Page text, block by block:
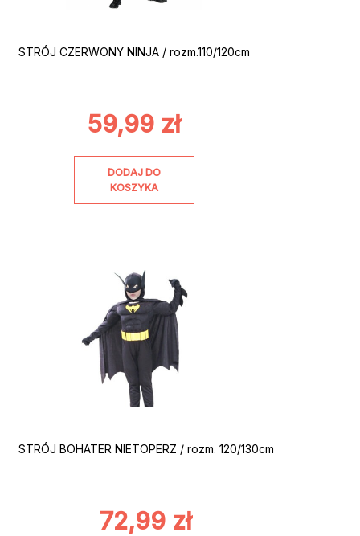
STRÓJ CZERWONY NINJA / rozm.110/120cm
59,99 zł
DODAJ DO
KOSZYKA
STRÓJ BOHATER NIETOPERZ / rozm. 120/130cm
72,99 zł